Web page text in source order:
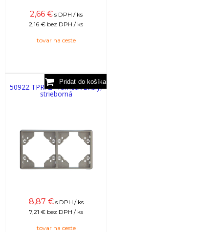
2,66 € s DPH / ks
2,16 € bez DPH / ks
tovar na ceste
50922 TPR: 2 - rámček zvislý,
strieborná
8,87 € s DPH / ks
7,21 € bez DPH / ks
tovar na ceste